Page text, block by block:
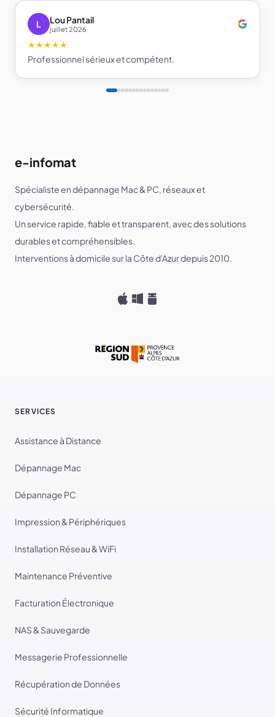
Je recommande e-infomat.
L
Lou Pantail
juillet 2026
★★★★★
Professionnel sérieux et compétent.
e-infomat
Spécialiste en dépannage Mac & PC, réseaux et
cybersécurité.
Un service rapide, fiable et transparent, avec des solutions
durables et compréhensibles.
Interventions à domicile sur la Côte d'Azur depuis 2010.
SERVICES
Assistance à Distance
Dépannage Mac
Dépannage PC
Impression & Périphériques
Installation Réseau & WiFi
Maintenance Préventive
Facturation Électronique
NAS & Sauvegarde
Messagerie Professionnelle
Récupération de Données
Sécurité Informatique